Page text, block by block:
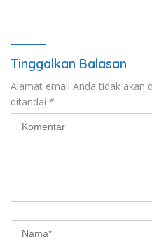
Tinggalkan Balasan
Alamat email Anda tidak akan
ditandai *